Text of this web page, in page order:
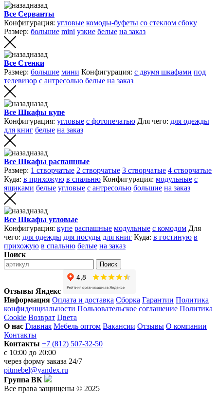
назад
Все Серванты
Конфигурация: угловые комоды-буфеты со стеклом сбоку
Размер: большие mini узкие белые на заказ
назад
Все Стенки
Размер: большие мини Конфигурация: с двумя шкафами под
телевизор с антресолью белые на заказ
назад
Все Шкафы купе
Конфигурация: угловые с фотопечатью Для чего: для одежды
для книг белые на заказ
назад
Все Шкафы распашные
Размер: 1 створчатые 2 створчатые 3 створчатые 4 створчатые
Куда: в прихожую в спальню Конфигурация: модульные с
ящиками белые угловые с антресолью большие на заказ
назад
Все Шкафы угловые
Конфигурация: купе распашные модульные с комодом Для
чего: для одежды для посуды для книг Куда: в гостиную в
прихожую в спальню белые на заказ
Поиск
Поиск
Отзывы Яндекс
Информация Оплата и доставка Сборка Гарантии Политика
конфиденциальности Пользовательское соглашение Политика
Cookie Возврат Цвета
О нас Главная Мебель оптом Вакансии Отзывы О компании
Контакты
Контакты +7 (812) 507-32-50
с 10:00 до 20:00
через форму заказа 24/7
pitmebel@yandex.ru
Группа ВК
Все права защищены © 2025